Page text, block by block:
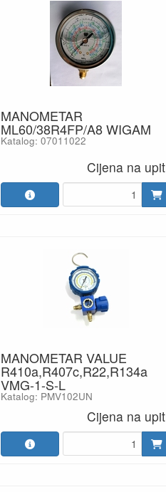
MANOMETAR
ML60/38R4FP/A8 WIGAM
Katalog: 07011022
Cijena na upit
MANOMETAR VALUE
R410a,R407c,R22,R134a
VMG-1-S-L
Katalog: PMV102UN
Cijena na upit